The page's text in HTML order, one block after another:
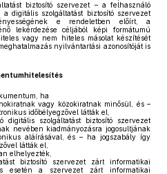
biztosító szervezet – a felhasználó
digitális szolgáltatást biztosító szervezet
e rendeletben előírt, a
lekérdezése céljából képi formátumú
vagy nem hiteles másolat készítését
nyilvántartási azonosítóját is
ha
vagy közokiratnak minősül, és –
időbélyegzővel látták el,
szolgáltatást biztosító szervezet
nevében kiadmányozásra jogosultjának
aláírásával, és – ha jogszabály így
látták el,
elhelyezték,
biztosító szervezet zárt informatikai
esetén a szervezet zárt informatikai